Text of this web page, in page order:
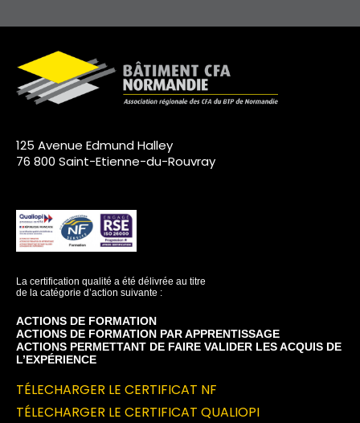
125 Avenue Edmund Halley
76 800 Saint-Etienne-du-Rouvray
La certification qualité a été délivrée au titre
de la catégorie d’action suivante :
ACTIONS DE FORMATION
ACTIONS DE FORMATION PAR APPRENTISSAGE
ACTIONS PERMETTANT DE FAIRE VALIDER LES ACQUIS DE
L’EXPÉRIENCE
TÉLECHARGER LE CERTIFICAT NF
TÉLECHARGER LE CERTIFICAT QUALIOPI